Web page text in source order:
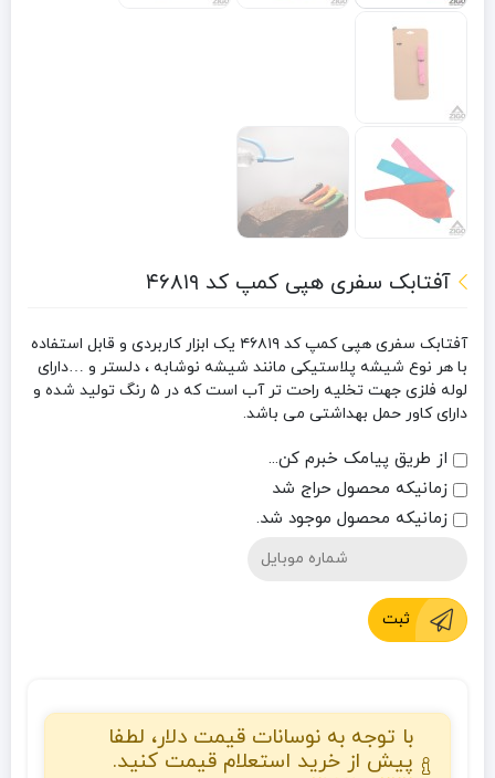
آفتابک سفری هپی کمپ کد ۴۶۸۱۹
آفتابک سفری هپی کمپ کد ۴۶۸۱۹
یک ابزار کاربردی و قابل استفاده
با هر نوع شیشه پلاستیکی مانند شیشه نوشابه ، دلستر و …دارای
لوله فلزی جهت تخلیه راحت تر آب است که در ۵ رنگ تولید شده و
دارای کاور حمل بهداشتی می باشد.
از طریق پیامک خبرم کن...
زمانیکه محصول حراج شد
زمانیکه محصول موجود شد.
ثبت
با توجه به نوسانات قیمت دلار، لطفا
پیش از خرید استعلام قیمت کنید.